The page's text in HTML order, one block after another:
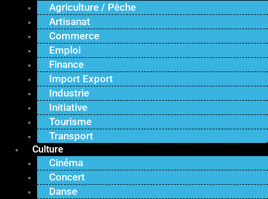
Agriculture / Pêche
Artisanat
Commerce
Emploi
Finance
Import Export
Industrie
Initiative
Tourisme
Transport
Culture
Cinéma
Concert
Danse